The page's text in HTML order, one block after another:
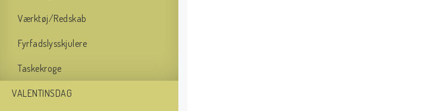
Værktøj/Redskab
Fyrfadslysskjulere
Taskekroge
VALENTINSDAG